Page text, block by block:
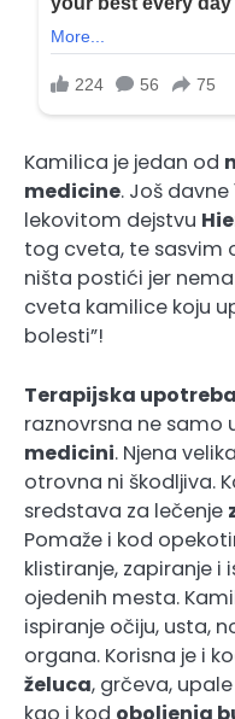
Kamilica je jedan od
medicine. Još
lekovitom dejstvu
tog cveta, te sasvim
ništa postići jer
cveta kamilice koju
bolesti”!
Terapijska upotreba
raznovrsna ne samo
medicini. Njena
otrovna ni škodljiva.
sredstava za lečenje
Pomaže i kod
klistiranje, zapiranje i
ojedenih mesta.
ispiranje očiju, usta,
organa. Korisna je i
želuca, grčeva,
kao i kod oboljenja